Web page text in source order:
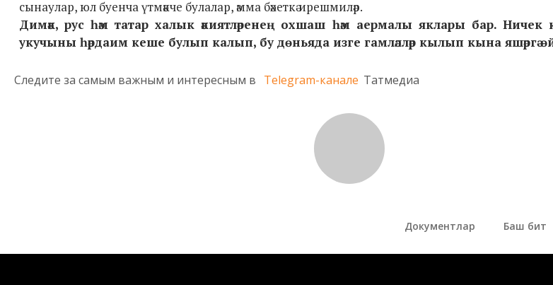
сынаулар, юл буенча үтмәкче булалар, әмма бәхеткә ирешмиләр.
Димәк, рус һәм татар халык әкиятләренең охшаш һәм аермалы яклары бар. Ничек
укучыны һәрдаим кеше булып калып, бу дөньяда изге гамләлләр кылып кына яшәргә
Следите за самым важным и интересным в Telegram-канале Татмедиа
Документлар Баш бит